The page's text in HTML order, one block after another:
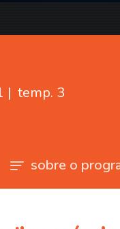
| temp. 3
sobre o